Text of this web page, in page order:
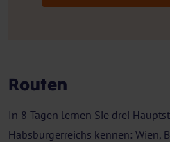
Routen
In 8 Tagen lernen Sie drei
Habsburgerreichs kennen: Wien,